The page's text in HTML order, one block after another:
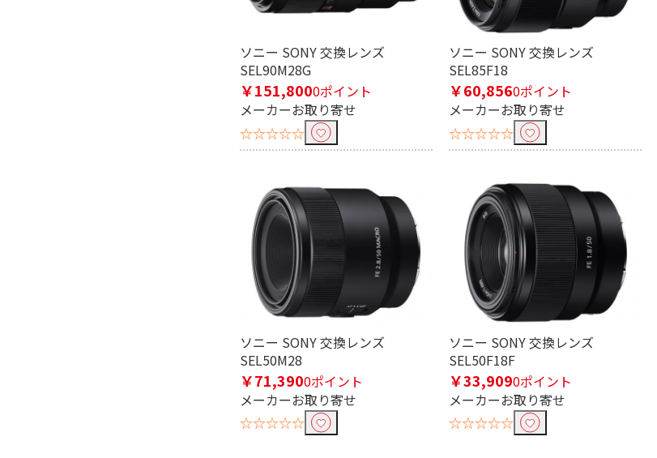
ソニー SONY 交換レンズ
SEL90M28G
￥151,8000ポイント
メーカーお取り寄せ
☆☆☆☆☆
ソニー SONY 交換レンズ
SEL85F18
￥60,8560ポイント
メーカーお取り寄せ
☆☆☆☆☆
ソニー SONY 交換レンズ
SEL50M28
￥71,3900ポイント
メーカーお取り寄せ
☆☆☆☆☆
ソニー SONY 交換レンズ
SEL50F18F
￥33,9090ポイント
メーカーお取り寄せ
☆☆☆☆☆